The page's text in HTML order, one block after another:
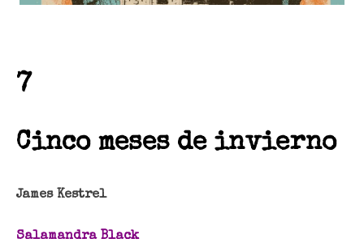
7
Cinco meses de invierno
James Kestrel
Salamandra Black